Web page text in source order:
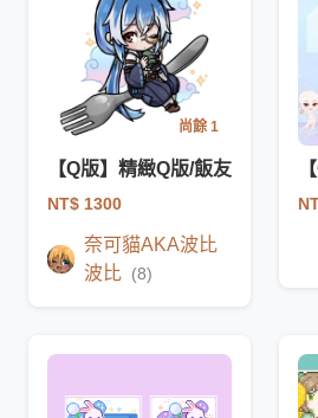
尚餘 1
【Q版】精緻Q版/飯友
NT$ 1300
奈可貓AKA波比
波比 (8)